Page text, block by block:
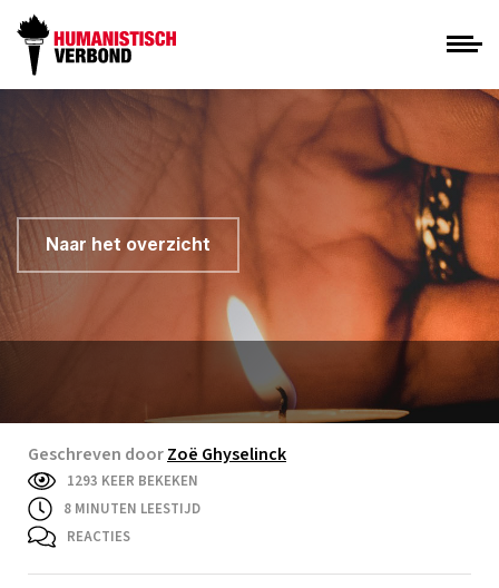
Naar het overzicht
Geschreven doorZoë Ghyselinck
1293 KEER BEKEKEN
8 MINUTEN LEESTIJD
REACTIES